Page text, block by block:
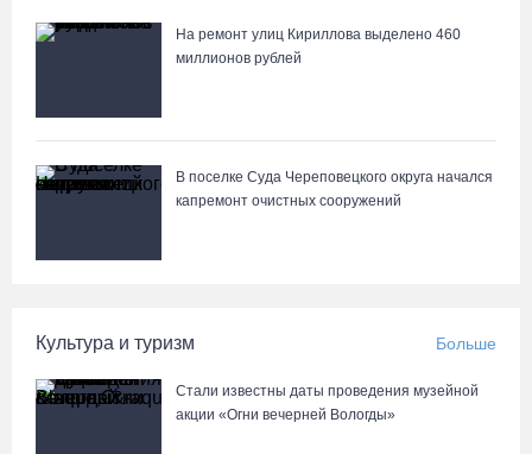
05.08.26 / 09:01
В августе медики «Здравдесанта» продолжат работу в округах
Вологодчины
04.08.26 / 18:45
Сотрудники колонии в Шексне предотвратили доставку
заключенным 11 телефонов
На ремонт улиц Кириллова выделено 460
миллионов рублей
В поселке Суда Череповецкого округа начался
капремонт очистных сооружений
Культура и туризм Больше
Стали известны даты проведения музейной
акции «Огни вечерней Вологды»